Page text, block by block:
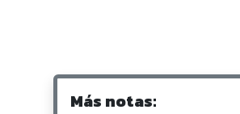
Más notas: